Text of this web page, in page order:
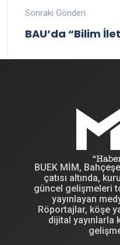
Sonraki Gönderi
BAU’da “Bilim
BUEK MİM,
çatısı altında,
güncel gelişmeleri
yayınlayan
Röportajlar, köşe
dijital yayınlarla